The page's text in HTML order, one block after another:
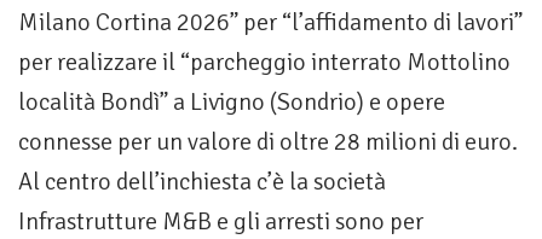
Milano Cortina 2026” per “l’affidamento di lavori”
per realizzare il “parcheggio interrato Mottolino
località Bondì” a Livigno (Sondrio) e opere
connesse per un valore di oltre 28 milioni di euro.
Al centro dell’inchiesta c’è la società
Infrastrutture M&B e gli arresti sono per